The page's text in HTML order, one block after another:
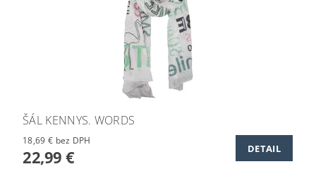
ŠÁL KENNYS. WORDS
18,69 € bez DPH
22,99 € DETAIL